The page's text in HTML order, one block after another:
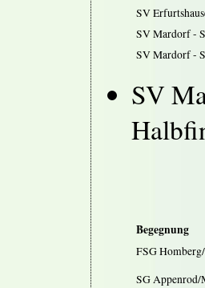
SV
SV Mardorf -
SV Mardorf -
SV
Begegnung
FSG
SG